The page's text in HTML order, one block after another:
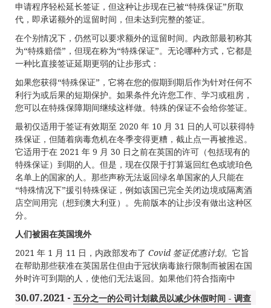
申请程序轻松延长签证，但这种让步现在已被“特殊保证”所取
代，即承诺额外的逗留时间，但未达到完整的签证。
在个别情况下，仍然可以要求额外的逗留时间。内政部最初称其
为“特殊赔偿”，但现在称为“特殊保证”。无论哪种方式，它都是
一种比直接签证延期更弱的让步形式：
如果您获得“特殊保证”，它将在您的假期到期后作为针对任何不
利行为或后果的短期保护。如果条件允许您工作、学习或租房，
您可以在特殊保障期间继续这样做。特殊的保证不会给你签证。
最初仅适用于签证有效期至 2020 年 10 月 31 日的人可以获得特
殊保证，但随着病毒危机在冬季变得更糟，截止点一再被推迟。
它适用于在 2021 年 9 月 30 日之前在英国的许可（包括现有的
特殊保证）到期的人。但是，现在仅限于打算返回红色或琥珀色
名单上的国家的人。那些声称无法返回绿名单国家的人只能在
“特殊情况下”援引特殊保证，例如该国已完全关闭边境或隔离酒
店空间用完（想到澳大利亚）。先前版本的让步没有做出这种区
分。
人们被困在英国境外
2021 年 1 月 11 日，内政部发布了 Covid 签证优惠计划。它旨
在帮助那些获准在英国居住但由于冠状病毒旅行限制而被困在国
外时许可到期的人，使他们无法返回。如果他们符合指南中
30.07.2021 - 五分之一的公司计划裁员以减少休假时间 - 调查